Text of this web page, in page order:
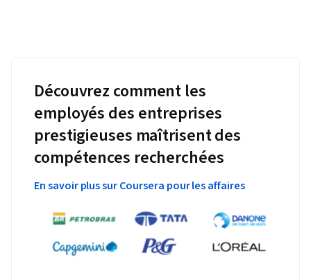
Découvrez comment les
employés des entreprises
prestigieuses maîtrisent des
compétences recherchées
En savoir plus sur Coursera pour les affaires